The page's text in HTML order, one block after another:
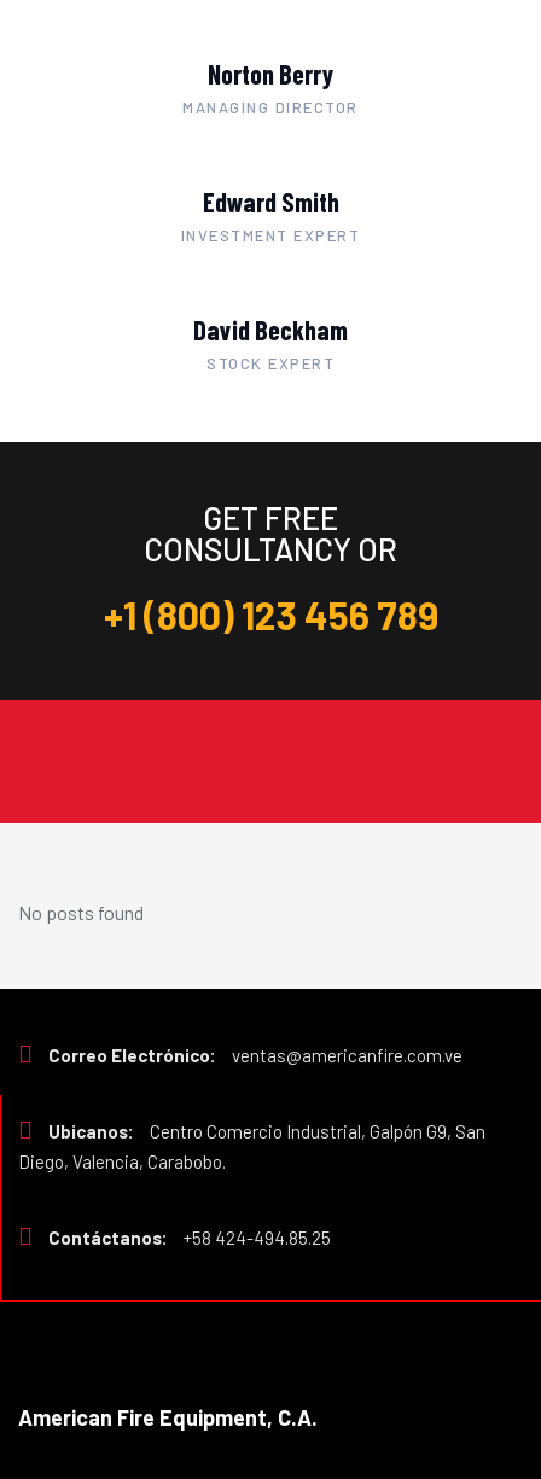
Norton Berry
MANAGING DIRECTOR
Edward Smith
INVESTMENT EXPERT
David Beckham
STOCK EXPERT
GET FREE
CONSULTANCY OR
+1 (800) 123 456 789
No posts found
Correo Electrónico: ventas@americanfire.com.ve
Ubicanos:
Centro Comercio Industrial, Galpón G9, San
Diego, Valencia, Carabobo.
Contáctanos: +58 424-494.85.25
American Fire Equipment, C.A.